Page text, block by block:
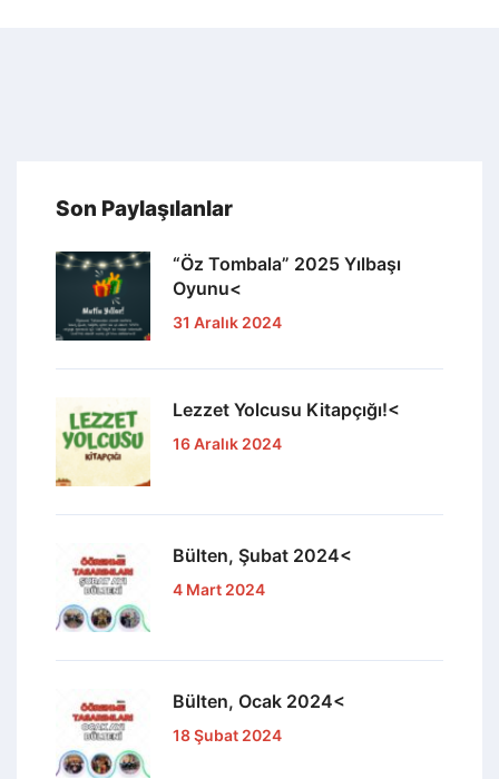
Son Paylaşılanlar
“Öz Tombala” 2025 Yılbaşı
Oyunu<
31 Aralık 2024
Lezzet Yolcusu Kitapçığı!<
16 Aralık 2024
Bülten, Şubat 2024<
4 Mart 2024
Bülten, Ocak 2024<
18 Şubat 2024